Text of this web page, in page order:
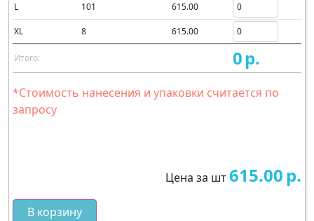
L 101 615.00
XL 8 615.00
Итого: 0р.
*Стоимость нанесения и упаковки считается по
запросу
Цена за шт615.00р.
В корзину